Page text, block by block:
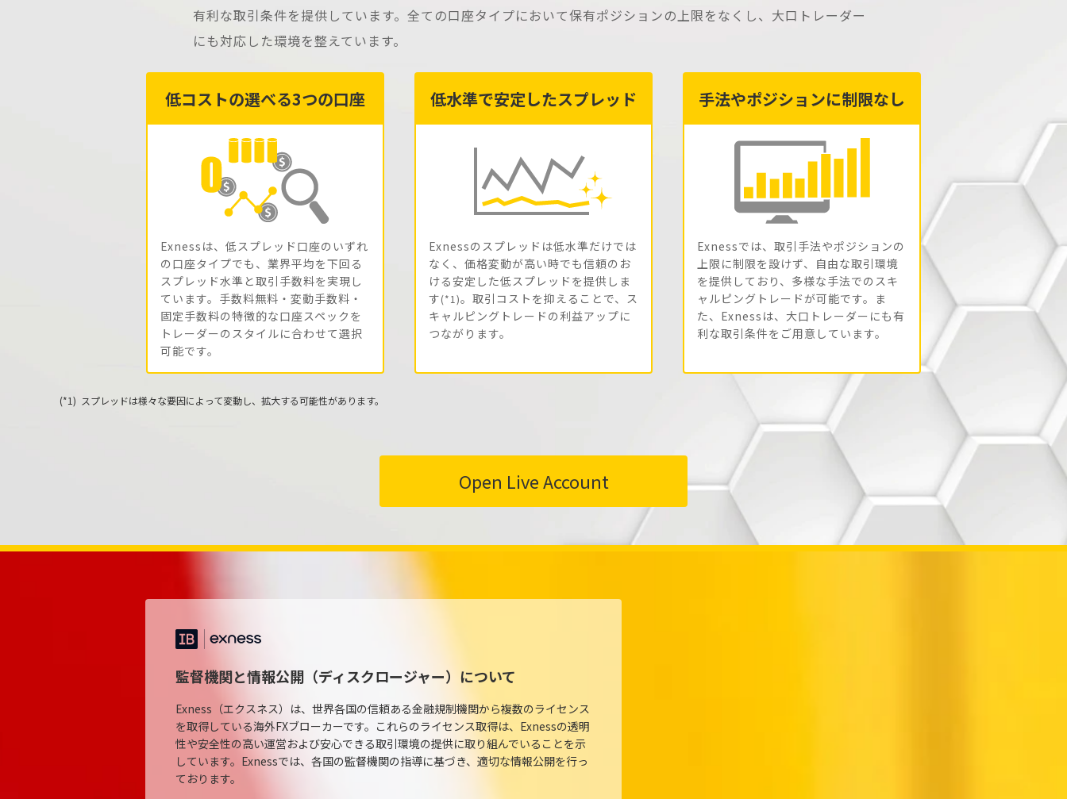
有利な取引条件を提供しています。全ての口座タイプにおいて保有ポジションの上限をなくし、大口トレーダー
にも対応した環境を整えています。
低コストの選べる3つの口座
Exnessは、低スプレッド口座のいずれ
の口座タイプでも、業界平均を下回る
スプレッド水準と取引手数料を実現し
ています。手数料無料・変動手数料・
固定手数料の特徴的な口座スペックを
トレーダーのスタイルに合わせて選択
可能です。
低水準で安定したスプレッド
Exnessのスプレッドは低水準だけでは
なく、価格変動が高い時でも信頼のお
ける安定した低スプレッドを提供しま
す(*1)。 取引コスト を抑えることで、ス
キャルピングトレードの利益アップに
つながります。
手法やポジションに制限なし
Exnessでは、取引手法やポジションの
上限に制限を設けず、自由な取引環境
を提供しており、多様な手法でのスキ
ャルピングトレードが可能です。ま
た、Exnessは、大口トレーダーにも有
利な取引条件をご用意しています。
スプレッドは様々な要因によって変動し、拡大する可能性があります。
Open Live Account
監督機関と情報公開（ディスクロージャー）について
Exness（エクスネス）は、世界各国の信頼ある金融規制機関から複数のライセンス
を取得している海外FXブローカーです。これらのライセンス取得は、Exnessの透明
性や安全性の高い運営および安心できる取引環境の提供に取り組んでいることを示
しています。Exnessでは、各国の監督機関の指導に基づき、適切な情報公開を行っ
ております。